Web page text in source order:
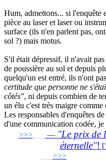
Hum, admettons... si l'enquête
pièce au laser et laser ou
surface (ils n'en parlent pas,
sol ?) mais motus.
S'il était dépressif, il n'avait
de poussière au sol et depuis
quelqu'un est entré, ils n'ont
certitude que personne ne
côtés", ni depuis combien de
un élu c'est très maigre
Les responsables d'enquêtes
d'une communication codée,
>>>___ — "Le prix de
éternelle"! [
>>>